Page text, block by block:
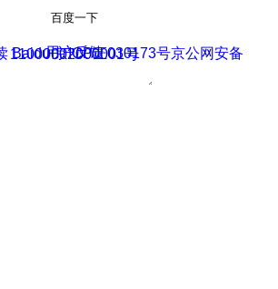
百度一下
用户反馈
Baidu 京ICP证030173号
京公网安备11000002000001号